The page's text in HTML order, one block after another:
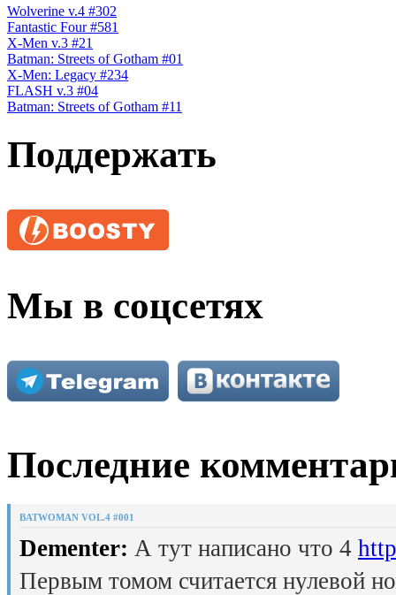
Wolverine v.4 #302
Fantastic Four #581
X-Men v.3 #21
Batman: Streets of Gotham #01
X-Men: Legacy #234
FLASH v.3 #04
Batman: Streets of Gotham #11
Поддержать
Мы в соцсетях
Последние
BATWOMAN VOL.4 #001
Dementer: А тут написано что 4
Первым томом считается нулевой